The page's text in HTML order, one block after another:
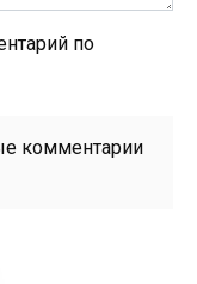
по
комментарии